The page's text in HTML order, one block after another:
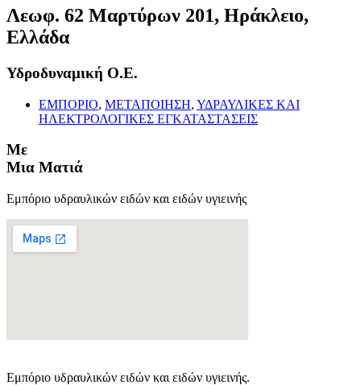
Λεωφ. 62 Μαρτύρων 201, Ηράκλειο,
Ελλάδα
Υδροδυναμική Ο.Ε.
ΕΜΠΟΡΙΟ, ΜΕΤΑΠΟΙΗΣΗ, ΥΔΡΑΥΛΙΚΕΣ ΚΑΙ
ΗΛΕΚΤΡΟΛΟΓΙΚΕΣ ΕΓΚΑΤΑΣΤΑΣΕΙΣ
Με
Μια Ματιά
Εμπόριο υδραυλικών ειδών και ειδών υγιεινής
Εμπόριο υδραυλικών ειδών και ειδών υγιεινής.